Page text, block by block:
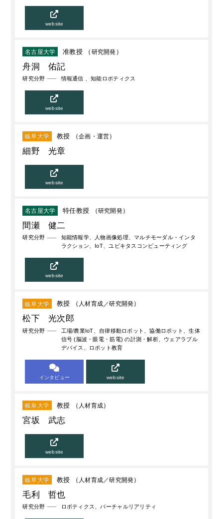
website
名古屋大学 准教授 （ 研究開発 ）
舟洞 佑記
研究分野 情報通信 、知能ロボティクス
website
岐阜大学 教授 （企画・運営）
細野 光章
website
名古屋大学 特任教授 （研究開発）
間瀬 健二
研究分野
知能情報学、人物画像処理、マルチモーダル・インタ
ラクション、IoT、ユビキタスコンピューティング
website
岐阜大学 教授 （ 人材育成 研究開発）
松下 光次郎
研究分野
工場/農業IoT、自律移動ロボット、協働ロボット、生体
信号 (脳波・眼電・筋電) の計測・解析、ウェアラブル
デバイス、ロボット教育
インタビュー website
岐阜大学 教授 （ 人材育成）
宮坂 武志
website
岐阜大学 教授 （ 人材育成 研究開発）
毛利 哲也
研究分野 ロボティクス、バーチャルリアリティ